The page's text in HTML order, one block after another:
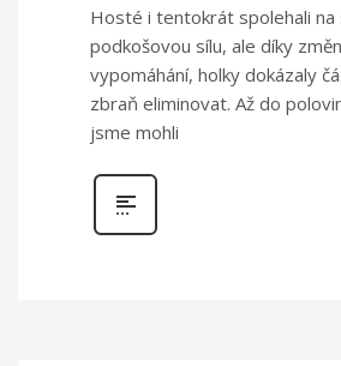
Hosté i tentokrát spolehali na
podkošovou sílu, ale díky
vypomáhání, holky dokázaly
zbraň eliminovat. Až do
jsme mohli